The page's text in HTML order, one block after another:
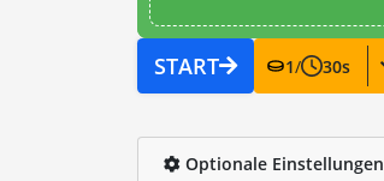
START 1/ 30s
Optionale Einstellungen